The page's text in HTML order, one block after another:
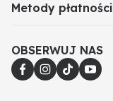
Metody płatności
OBSERWUJ NAS